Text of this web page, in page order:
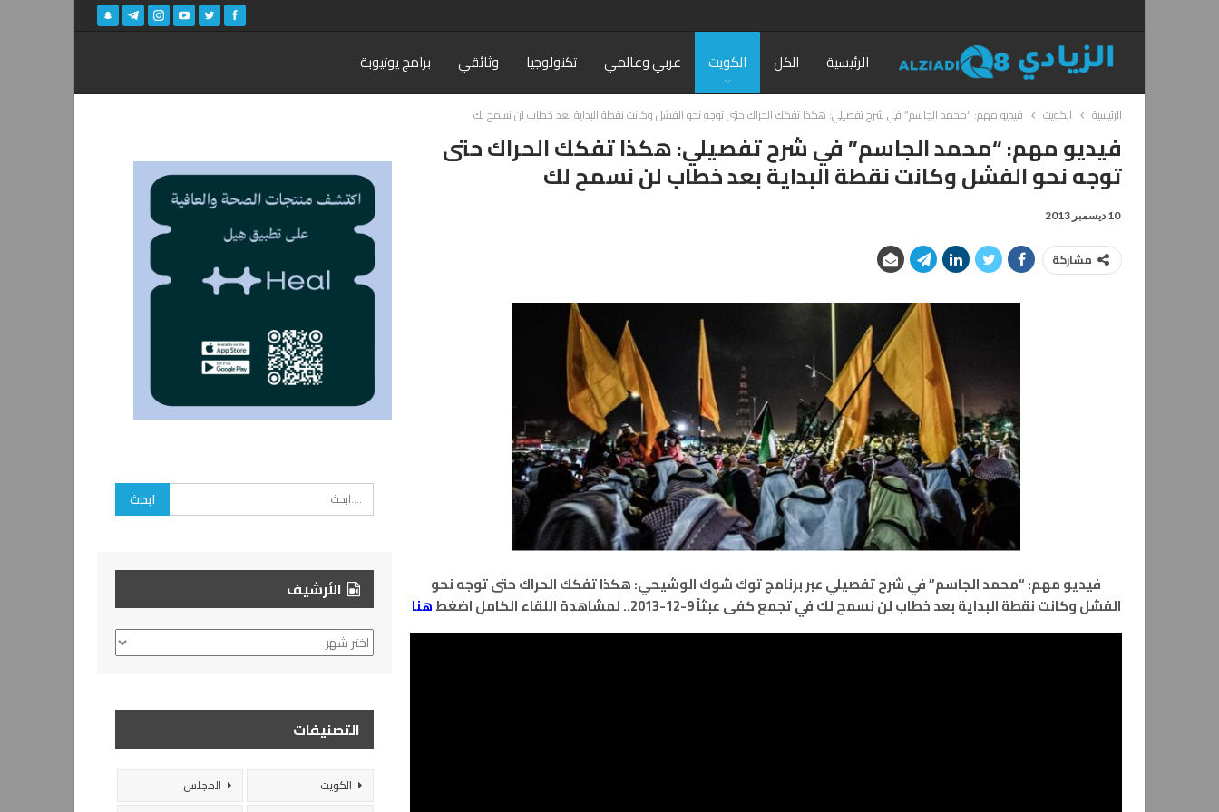
الرئيسية الكل الكويت عربي وعالمي تكنولوجيا وثائقي برامج يوتيوبة
الرئيسية الكويت فيديو مهم: “محمد الجاسم” في شرح تفصيلي: هكذا تفكك الحراك حتى توجه نحو الفشل وكانت نقطة البداية بعد خطاب لن نسمح لك
فيديو مهم: “محمد الجاسم” في شرح تفصيلي: هكذا تفكك الحراك حتى
توجه نحو الفشل وكانت نقطة البداية بعد خطاب لن نسمح لك
10 ديسمبر 2013
مشاركة
فيديو مهم: “محمد الجاسم” في شرح تفصيلي عبر برنامج توك شوك الوشيحي: هكذا تفكك الحراك حتى توجه نحو
الفشل وكانت نقطة البداية بعد خطاب لن نسمح لك في تجمع كفى عبثاً 9-12-2013.. لمشاهدة اللقاء الكامل اضغط
هنا
الأرشيف
الأرشيف
التصنيفات
الكويت
المجلس